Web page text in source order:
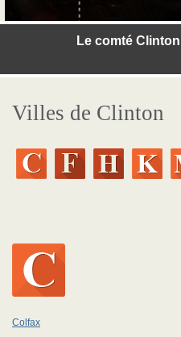
Le comté
Villes de Clinton
Colfax